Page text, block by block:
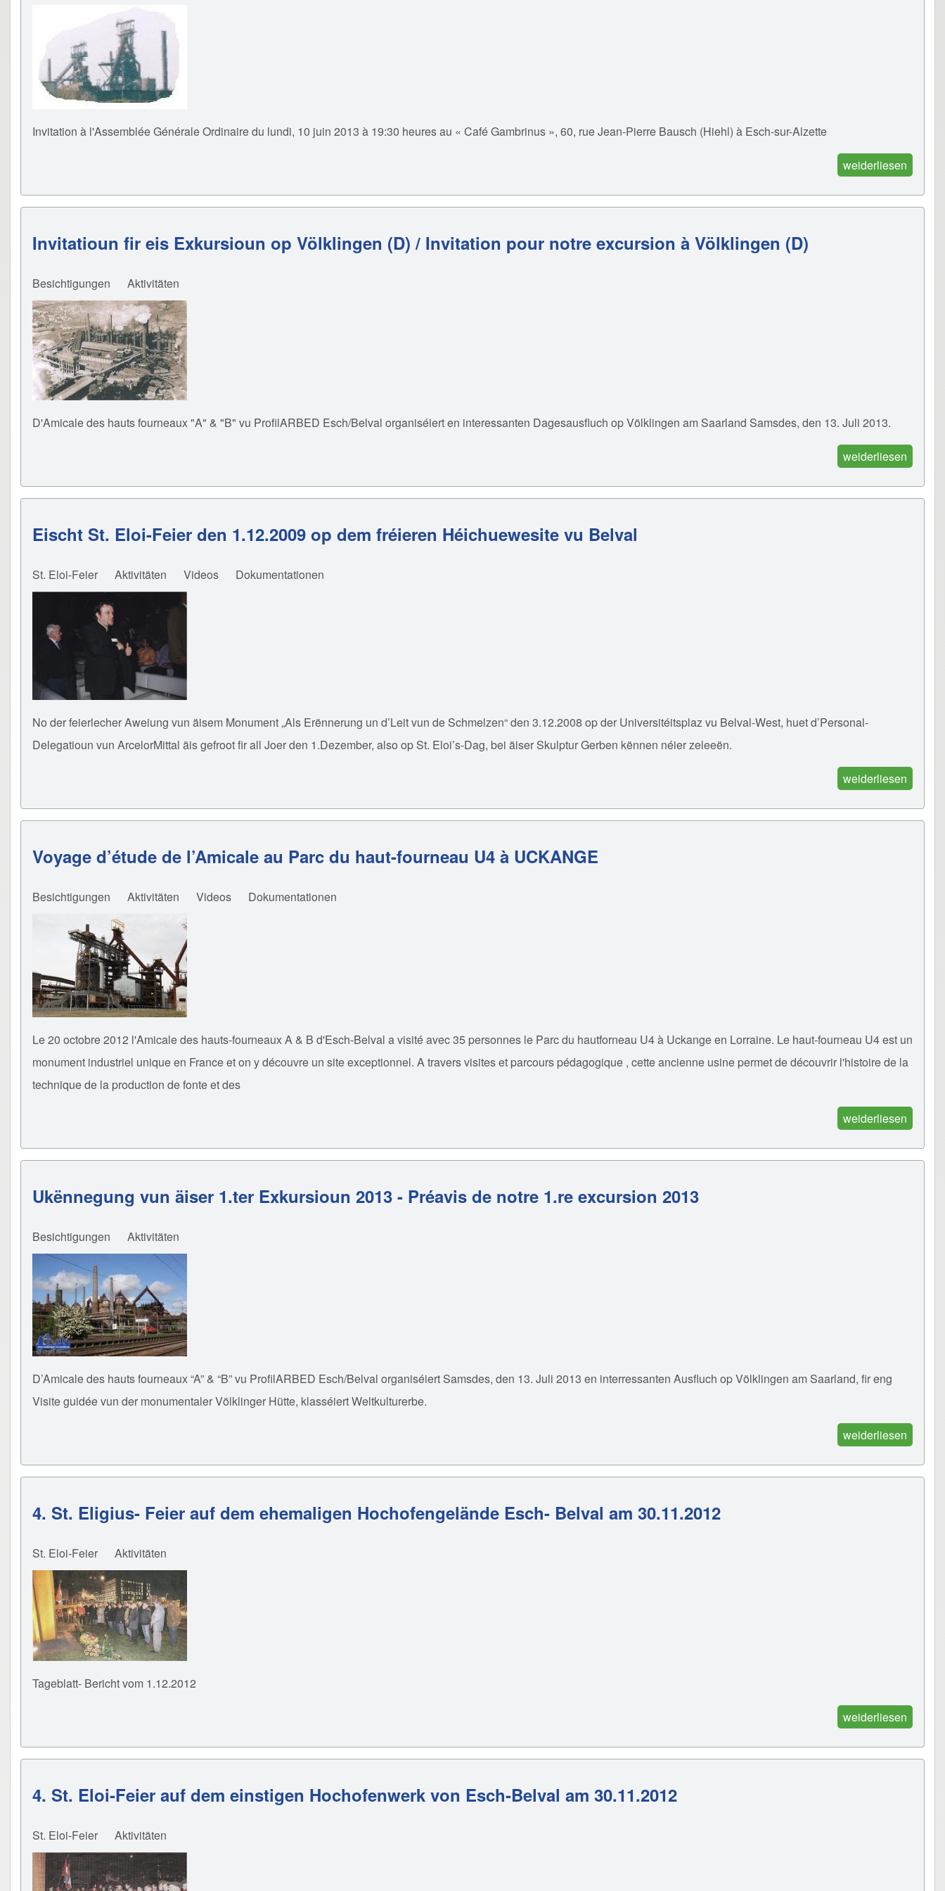
Invitation à l'Assemblée Générale Ordinaire du lundi, 10 juin 2013 à 19:30 heures au « Café Gambrinus », 60, rue Jean-Pierre Bausch (Hiehl) à Esch-sur-Alzette
weiderliesen
Invitatioun fir eis Exkursioun op Völklingen (D) / Invitation pour notre excursion à Völklingen (D)
Besichtigungen Aktivitäten
D'Amicale des hauts fourneaux "A" & "B" vu ProfilARBED Esch/Belval organiséiert en interessanten Dagesausfluch op Völklingen am Saarland Samsdes, den 13. Juli 2013.
weiderliesen
Eischt St. Eloi-Feier den 1.12.2009 op dem fréieren Héichuewesite vu Belval
St. Eloi-Feier Aktivitäten Videos Dokumentationen
No der feierlecher Aweiung vun äisem Monument „Als Erënnerung un d’Leit vun de Schmelzen“ den 3.12.2008 op der Universitéitsplaz vu Belval-West, huet d’Personal-
Delegatioun vun ArcelorMittal äis gefroot fir all Joer den 1.Dezember, also op St. Eloi’s-Dag, bei äiser Skulptur Gerben kënnen néier zeleeën.
weiderliesen
Voyage d’étude de l’Amicale au Parc du haut-fourneau U4 à UCKANGE
Besichtigungen Aktivitäten Videos Dokumentationen
Le 20 octobre 2012 l'Amicale des hauts-fourneaux A & B d'Esch-Belval a visité avec 35 personnes le Parc du hautforneau U4 à Uckange en Lorraine. Le haut-fourneau U4 est un
monument industriel unique en France et on y découvre un site exceptionnel. A travers visites et parcours pédagogique , cette ancienne usine permet de découvrir l'histoire de la
technique de la production de fonte et des
weiderliesen
Ukënnegung vun äiser 1.ter Exkursioun 2013 - Préavis de notre 1.re excursion 2013
Besichtigungen Aktivitäten
D’Amicale des hauts fourneaux “A” & “B” vu ProfilARBED Esch/Belval organiséiert Samsdes, den 13. Juli 2013 en interressanten Ausfluch op Völklingen am Saarland, fir eng
Visite guidée vun der monumentaler Völklinger Hütte, klasséiert Weltkulturerbe.
weiderliesen
4. St. Eligius- Feier auf dem ehemaligen Hochofengelände Esch- Belval am 30.11.2012
St. Eloi-Feier Aktivitäten
Tageblatt- Bericht vom 1.12.2012
weiderliesen
4. St. Eloi-Feier auf dem einstigen Hochofenwerk von Esch-Belval am 30.11.2012
St. Eloi-Feier Aktivitäten